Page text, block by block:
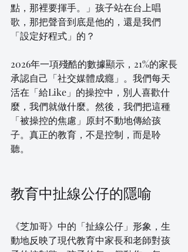
點，那裡要揮手。」孩子站在台上唱
歌，那把聲音到底是他的，還是我們
「設定好程式」的？
2026年一項殘酷的數據顯示，21%的家長
承認自己「社交媒體成癮」。我們每天
活在「給Like」的操控中，別人喜歡什
麼，我們就做什麼。然後，我們把這種
「被操控的焦慮」原封不動地傳給孩
子。真正的教育，不是控制，而是聆
聽。
教育中扯線公仔的隱喻
《芝加哥》中的「扯線公仔」形象，生
動地反映了現代教育中家長和老師對孩